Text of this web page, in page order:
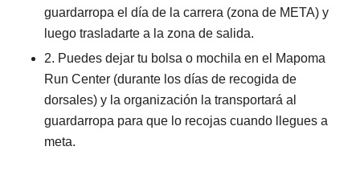
guardarropa el día de la carrera (zona de META) y
luego trasladarte a la zona de salida.
2. Puedes dejar tu bolsa o mochila en el Mapoma
Run Center (durante los días de recogida de
dorsales) y la organización la transportará al
guardarropa para que lo recojas cuando llegues a
meta.